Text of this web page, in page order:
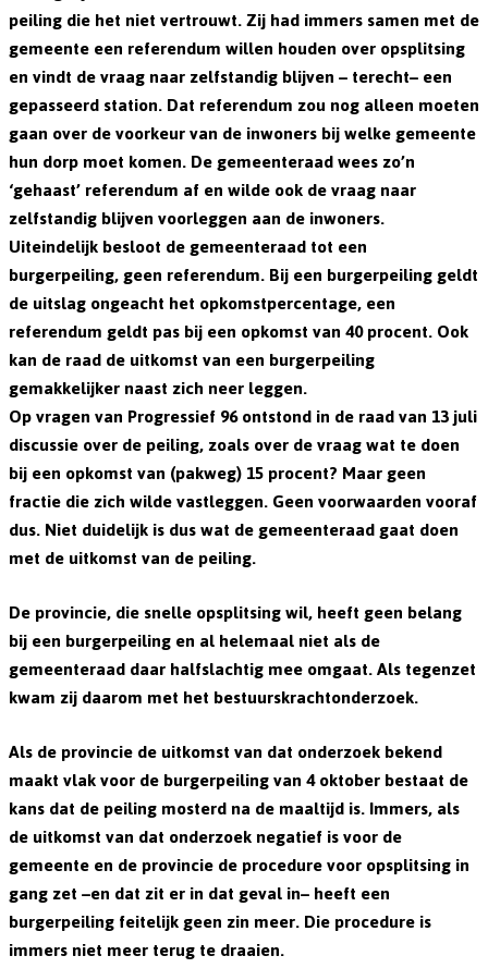
peiling die het niet vertrouwt. Zij had immers samen met de
gemeente een referendum willen houden over opsplitsing
en vindt de vraag naar zelfstandig blijven – terecht– een
gepasseerd station. Dat referendum zou nog alleen moeten
gaan over de voorkeur van de inwoners bij welke gemeente
hun dorp moet komen. De gemeenteraad wees zo’n
‘gehaast’ referendum af en wilde ook de vraag naar
zelfstandig blijven voorleggen aan de inwoners.
Uiteindelijk besloot de gemeenteraad tot een
burgerpeiling, geen referendum. Bij een burgerpeiling geldt
de uitslag ongeacht het opkomstpercentage, een
referendum geldt pas bij een opkomst van 40 procent. Ook
kan de raad de uitkomst van een burgerpeiling
gemakkelijker naast zich neer leggen.
Op vragen van Progressief 96 ontstond in de raad van 13 juli
discussie over de peiling, zoals over de vraag wat te doen
bij een opkomst van (pakweg) 15 procent? Maar geen
fractie die zich wilde vastleggen. Geen voorwaarden vooraf
dus. Niet duidelijk is dus wat de gemeenteraad gaat doen
met de uitkomst van de peiling.
De provincie, die snelle opsplitsing wil, heeft geen belang
bij een burgerpeiling en al helemaal niet als de
gemeenteraad daar halfslachtig mee omgaat. Als tegenzet
kwam zij daarom met het bestuurskrachtonderzoek.
Als de provincie de uitkomst van dat onderzoek bekend
maakt vlak voor de burgerpeiling van 4 oktober bestaat de
kans dat de peiling mosterd na de maaltijd is. Immers, als
de uitkomst van dat onderzoek negatief is voor de
gemeente en de provincie de procedure voor opsplitsing in
gang zet –en dat zit er in dat geval in– heeft een
burgerpeiling feitelijk geen zin meer. Die procedure is
immers niet meer terug te draaien.